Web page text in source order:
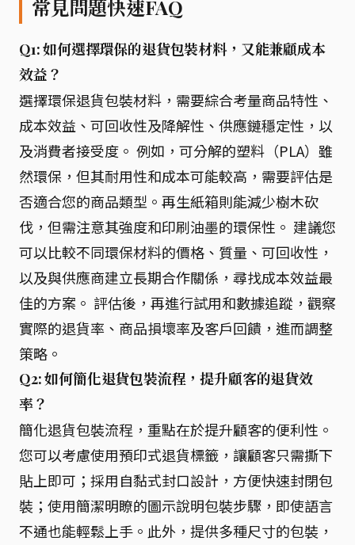
常見問題快速FAQ
Q1: 如何選擇環保的退貨包裝材料，又能兼顧成本
效益？
選擇環保退貨包裝材料，需要綜合考量商品特性、
成本效益、可回收性及降解性、供應鏈穩定性，以
及消費者接受度。 例如，可分解的塑料（PLA）雖
然環保，但其耐用性和成本可能較高，需要評估是
否適合您的商品類型。再生紙箱則能減少樹木砍
伐，但需注意其強度和印刷油墨的環保性。 建議您
可以比較不同環保材料的價格、質量、可回收性，
以及與供應商建立長期合作關係，尋找成本效益最
佳的方案。 評估後，再進行試用和數據追蹤，觀察
實際的退貨率、商品損壞率及客戶回饋，進而調整
策略。
Q2: 如何簡化退貨包裝流程，提升顧客的退貨效
率？
簡化退貨包裝流程，重點在於提升顧客的便利性。
您可以考慮使用預印式退貨標籤，讓顧客只需撕下
貼上即可；採用自黏式封口設計，方便快速封閉包
裝；使用簡潔明瞭的圖示說明包裝步驟，即使語言
不通也能輕鬆上手。此外，提供多種尺寸的包裝，